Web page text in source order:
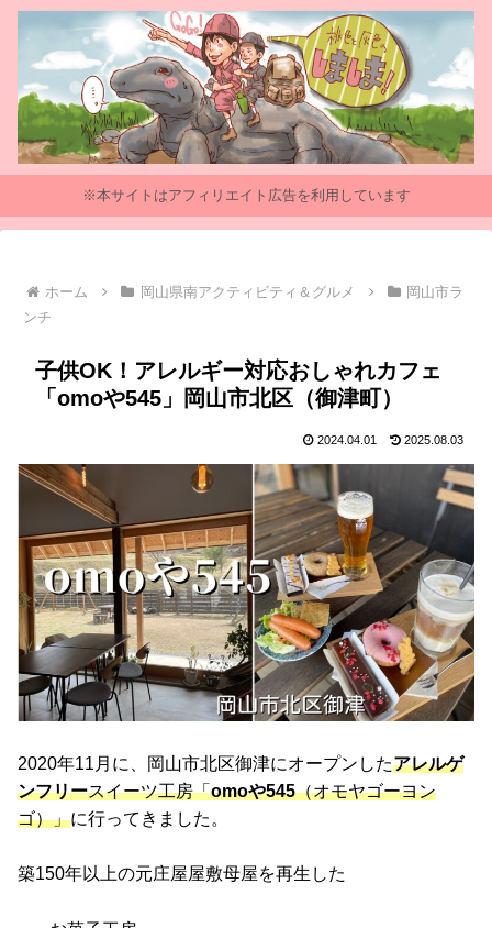
※本サイトはアフィリエイト広告を利用しています
ホーム 岡山県南アクティビティ＆グルメ
岡山市ラ
ンチ
子供OK！アレルギー対応おしゃれカフェ
「omoや545」岡山市北区（御津町）
2024.04.01 2025.08.03
2020年11月に、岡山市北区御津にオープンしたアレルゲ
ンフリースイーツ工房「omoや545（オモヤゴーヨン
ゴ）」に行ってきました。
築150年以上の元庄屋屋敷母屋を再生した